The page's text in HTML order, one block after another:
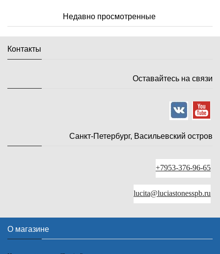
Недавно просмотренные
Контакты
Оставайтесь на связи
Санкт-Петербург, Васильевский остров
+7953-376-96-65
lucita@luciastonesspb.ru
О магазине